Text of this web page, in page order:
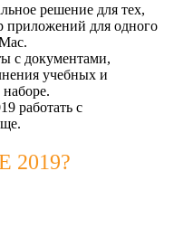
решение для тех,
приложений для одного
с документами,
учебных и
работать с
2019?